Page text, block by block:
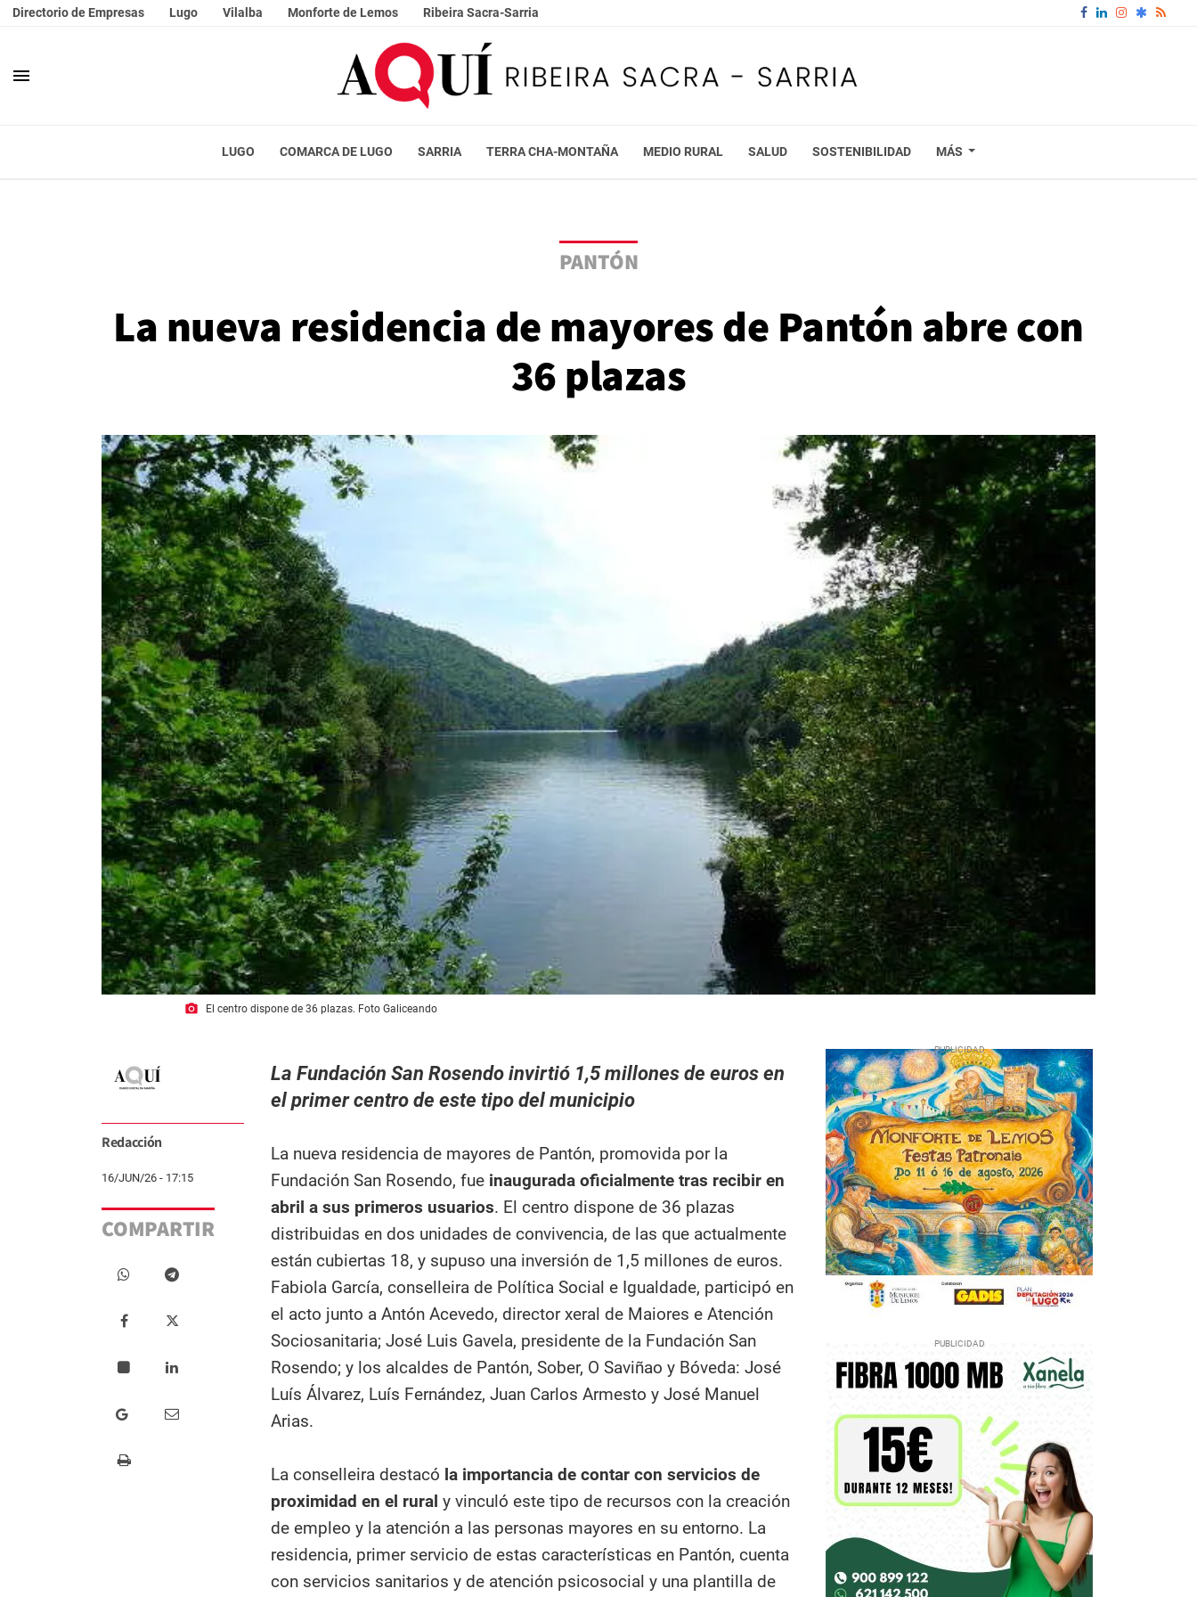
Directorio de Empresas Lugo Vilalba Monforte de Lemos Ribeira Sacra-Sarria
menu
LUGO COMARCA DE LUGO SARRIA TERRA CHA-MONTAÑA MEDIO RURAL SALUD SOSTENIBILIDAD MÁS
PANTÓN
La nueva residencia de mayores de Pantón abre con
36 plazas
photo_camera El centro dispone de 36 plazas. Foto Galiceando
Redacción
16/JUN/26 - 17:15
COMPARTIR
La Fundación San Rosendo invirtió 1,5 millones de euros en
el primer centro de este tipo del municipio
La nueva residencia de mayores de Pantón, promovida por la
Fundación San Rosendo, fue inaugurada oficialmente tras recibir en
abril a sus primeros usuarios. El centro dispone de 36 plazas
distribuidas en dos unidades de convivencia, de las que actualmente
están cubiertas 18, y supuso una inversión de 1,5 millones de euros.
Fabiola García, conselleira de Política Social e Igualdade, participó en
el acto junto a Antón Acevedo, director xeral de Maiores e Atención
Sociosanitaria; José Luis Gavela, presidente de la Fundación San
Rosendo; y los alcaldes de Pantón, Sober, O Saviñao y Bóveda: José
Luís Álvarez, Luís Fernández, Juan Carlos Armesto y José Manuel
Arias.
La conselleira destacó la importancia de contar con servicios de
proximidad en el rural y vinculó este tipo de recursos con la creación
de empleo y la atención a las personas mayores en su entorno. La
residencia, primer servicio de estas características en Pantón, cuenta
con servicios sanitarios y de atención psicosocial y una plantilla de